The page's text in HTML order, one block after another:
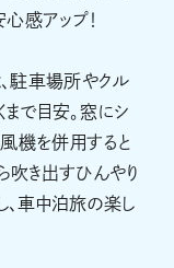
感アップ！
駐車場所やクル
で目安。窓にシ
風機を併用すると
吹き出すひんやり
、車中泊旅の楽し